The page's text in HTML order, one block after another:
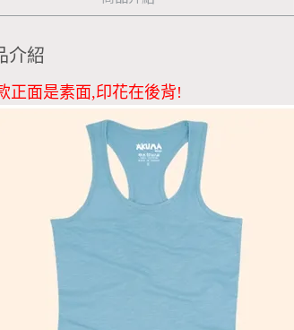
介紹
正面是素面,印花在後背!